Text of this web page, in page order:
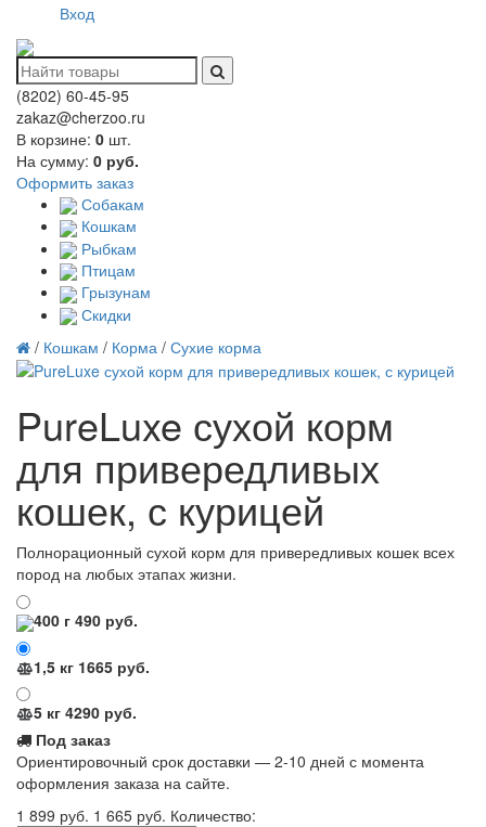
Вход
(8202) 60-45-95
zakaz@cherzoo.ru
В корзине: 0 шт.
На сумму: 0 руб.
Оформить заказ
Собакам
Кошкам
Рыбкам
Птицам
Грызунам
Скидки
/ Кошкам / Корма / Сухие корма
PureLuxe сухой корм
для привередливых
кошек, с курицей
Полнорационный сухой корм для привередливых кошек всех
пород на любых этапах жизни.
400 г 490 руб.
1,5 кг 1665 руб.
5 кг 4290 руб.
Под заказ
Ориентировочный срок доставки — 2-10 дней с момента
оформления заказа на сайте.
1 899 руб. 1 665 руб. Количество: